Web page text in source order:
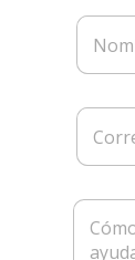
N
m
r
C
r
e
M